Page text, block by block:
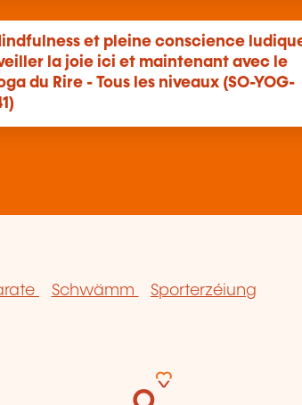
et pleine conscience
la joie ici et maintenant avec le
du Rire - Tous les niveaux (SO-YOG-
Schwämm
Sporterzéiung